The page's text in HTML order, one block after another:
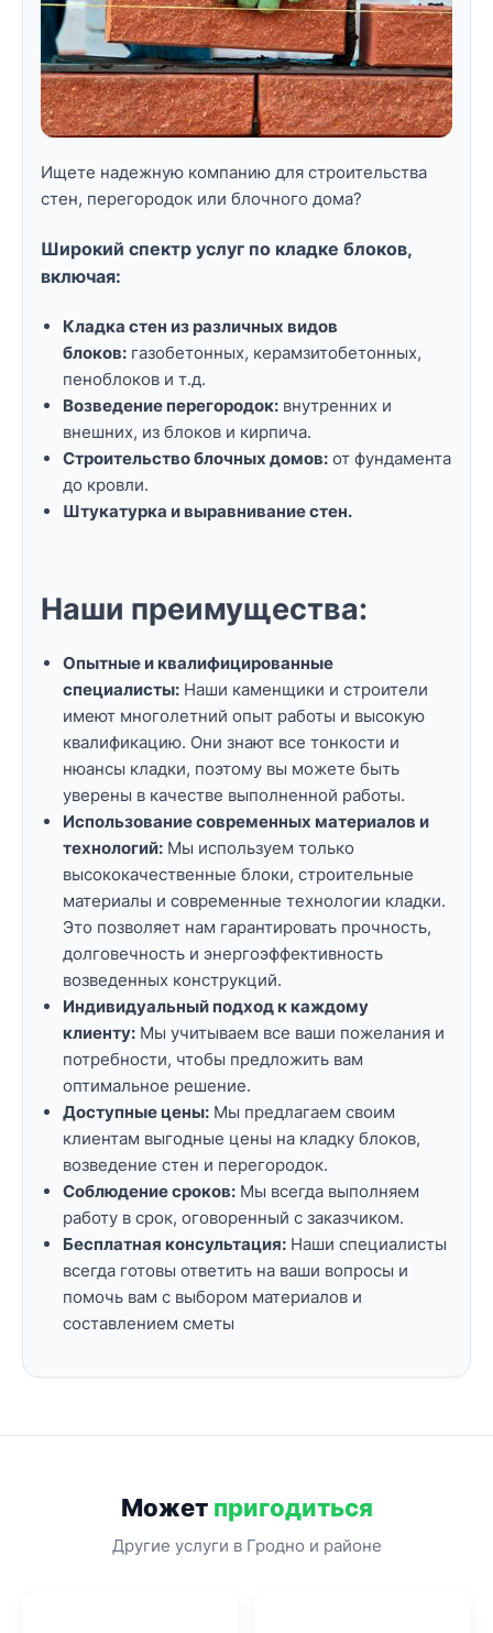
Ищете надежную компанию для строительства
стен, перегородок или блочного дома?
Широкий спектр услуг по кладке блоков,
включая:
Кладка стен из различных видов
блоков: газобетонных, керамзитобетонных,
пеноблоков и т.д.
Возведение перегородок: внутренних и
внешних, из блоков и кирпича.
Строительство блочных домов: от фундамента
до кровли.
Штукатурка и выравнивание стен.
Наши преимущества:
Опытные и квалифицированные
специалисты: Наши каменщики и строители
имеют многолетний опыт работы и высокую
квалификацию. Они знают все тонкости и
нюансы кладки, поэтому вы можете быть
уверены в качестве выполненной работы.
Использование современных материалов и
технологий: Мы используем только
высококачественные блоки, строительные
материалы и современные технологии кладки.
Это позволяет нам гарантировать прочность,
долговечность и энергоэффективность
возведенных конструкций.
Индивидуальный подход к каждому
клиенту: Мы учитываем все ваши пожелания и
потребности, чтобы предложить вам
оптимальное решение.
Доступные цены: Мы предлагаем своим
клиентам выгодные цены на кладку блоков,
возведение стен и перегородок.
Соблюдение сроков: Мы всегда выполняем
работу в срок, оговоренный с заказчиком.
Бесплатная консультация: Наши специалисты
всегда готовы ответить на ваши вопросы и
помочь вам с выбором материалов и
составлением сметы
Может пригодиться
Другие услуги в Гродно и районе